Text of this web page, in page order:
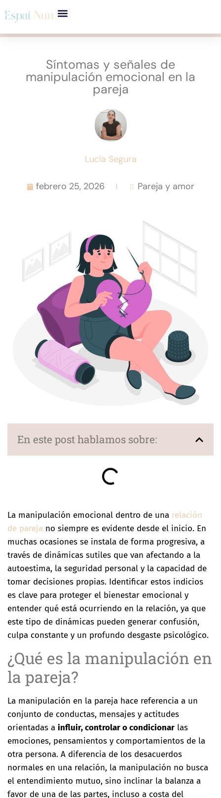
Síntomas y señales de
manipulación emocional en la
pareja
Lucía Segura
febrero 25, 2026 Pareja y amor
En este post hablamos sobre:
La manipulación emocional dentro de una relación
de pareja no siempre es evidente desde el inicio. En
muchas ocasiones se instala de forma progresiva, a
través de dinámicas sutiles que van afectando a la
autoestima, la seguridad personal y la capacidad de
tomar decisiones propias. Identificar estos indicios
es clave para proteger el bienestar emocional y
entender qué está ocurriendo en la relación, ya que
este tipo de dinámicas pueden generar confusión,
culpa constante y un profundo desgaste psicológico.
¿Qué es la manipulación en
la pareja?
La manipulación en la pareja hace referencia a un
conjunto de conductas, mensajes y actitudes
orientadas a influir, controlar o condicionar las
emociones, pensamientos y comportamientos de la
otra persona. A diferencia de los desacuerdos
normales en una relación, la manipulación no busca
el entendimiento mutuo, sino inclinar la balanza a
favor de una de las partes, incluso a costa del